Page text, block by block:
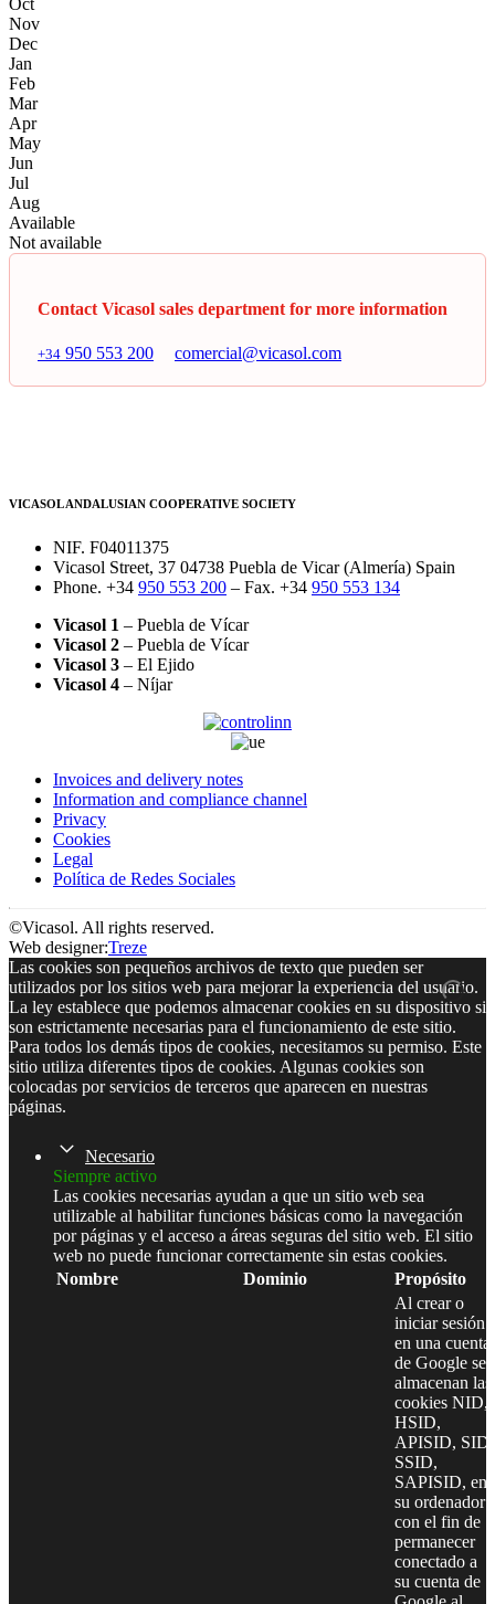
Oct
Nov
Dec
Jan
Feb
Mar
Apr
May
Jun
Jul
Aug
Available
Not available
Contact Vicasol sales department for more information
+34 950 553 200 comercial@vicasol.com
VICASOL ANDALUSIAN COOPERATIVE SOCIETY
NIF. F04011375
Vicasol Street, 37 04738 Puebla de Vicar (Almería) Spain
Phone. +34 950 553 200 – Fax. +34 950 553 134
Vicasol 1 – Puebla de Vícar
Vicasol 2 – Puebla de Vícar
Vicasol 3 – El Ejido
Vicasol 4 – Níjar
Invoices and delivery notes
Information and compliance channel
Privacy
Cookies
Legal
Política de Redes Sociales
©Vicasol. All rights reserved.
Web designer:Treze
Las cookies son pequeños archivos de texto que pueden ser
utilizados por los sitios web para mejorar la experiencia del usuario.
La ley establece que podemos almacenar cookies en su dispositivo si
son estrictamente necesarias para el funcionamiento de este sitio.
Para todos los demás tipos de cookies, necesitamos su permiso. Este
sitio utiliza diferentes tipos de cookies. Algunas cookies son
colocadas por servicios de terceros que aparecen en nuestras
páginas.
Necesario
Siempre activo
Las cookies necesarias ayudan a que un sitio web sea
utilizable al habilitar funciones básicas como la navegación
por páginas y el acceso a áreas seguras del sitio web. El sitio
web no puede funcionar correctamente sin estas cookies.
Nombre
Dominio
Propósito
Al crear o
iniciar sesión
en una cuenta
de Google se
almacenan las
cookies NID,
HSID,
APISID, SID,
SSID,
SAPISID, en
su ordenador
con el fin de
permanecer
conectado a
su cuenta de